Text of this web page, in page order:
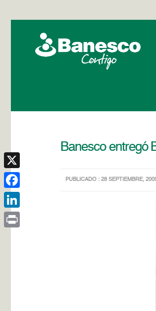
Banesco entregó
PUBLICADO : 28 SEPTIEMBRE,
X
Facebook
LinkedIn